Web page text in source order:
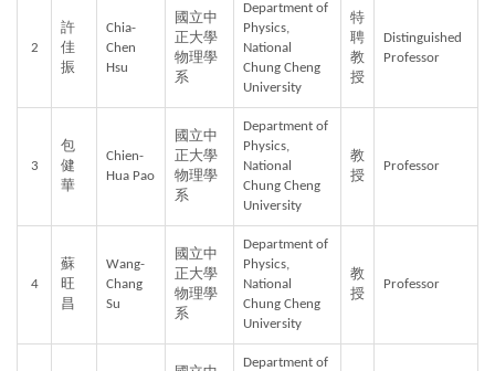
2
許
佳
振
Chia-
Chen
Hsu
國立中
正大學
物理學
系
Department of
Physics,
National
Chung Cheng
University
特
聘
教
授
Distinguished
Professor
3
包
健
華
Chien-
Hua Pao
國立中
正大學
物理學
系
Department of
Physics,
National
Chung Cheng
University
教
授
Professor
4
蘇
旺
昌
Wang-
Chang
Su
國立中
正大學
物理學
系
Department of
Physics,
National
Chung Cheng
University
教
授
Professor
Department of